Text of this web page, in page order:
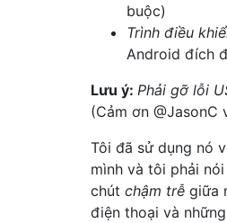
buộc)
Trình điều
Android đích
Lưu ý: Phải gỡ lỗi
(Cảm ơn @JasonC
Tôi đã sử dụng nó
mình và tôi phải
chút chậm trễ giữa
điện thoại và